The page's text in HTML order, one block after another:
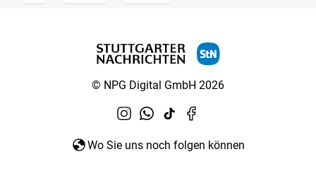
© NPG Digital GmbH 2026
Wo Sie uns noch folgen können